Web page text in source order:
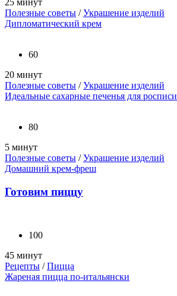
25 минут
Полезные советы /Украшение изделий
Дипломатический крем
60
20 минут
Полезные советы /Украшение изделий
Идеальные сахарные печенья для росписи
80
5 минут
Полезные советы /Украшение изделий
Домашний крем-фреш
Готовим пиццу
100
45 минут
Рецепты /Пицца
Жареная пицца по-итальянски